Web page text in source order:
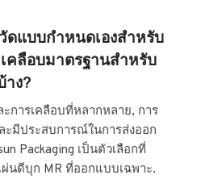
ดแบบกำหนดเองสำหรับ
คลือบมาตรฐานสำหรับ
าง?
การเคลือบที่หลากหลาย, การ
มีประสบการณ์ในการส่งออก
Packaging เป็นตัวเลือกที่
นดีบุก MR ที่ออกแบบเฉพาะ.